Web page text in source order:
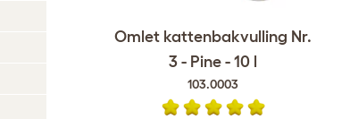
Omlet kattenbakvulling Nr.
3 - Pine - 10 l
103.0003